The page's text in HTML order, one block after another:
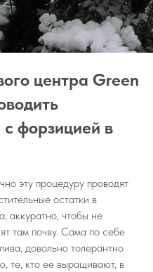
центра Green
форзицией в
эту процедуру проводят
остатки в
аккуратно, чтобы не
там почву. Сама по себе
довольно толерантно
те, кто ее выращивают, в